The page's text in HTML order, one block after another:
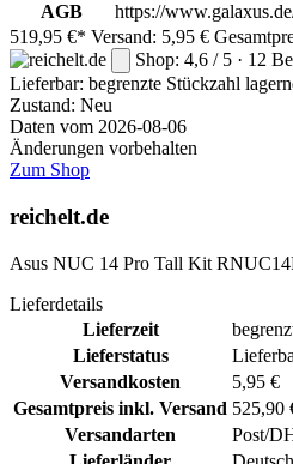
AGB
https://
519,95 €* Versand: 5,95 €
Shop: 4,6 / 5 · 12
Lieferbar: begrenzte Stückzahl
Zustand: Neu
Daten vom 2026-08-06
Änderungen vorbehalten
Zum Shop
reichelt.de
Asus NUC 14 Pro Tall Kit
Lieferdetails
Lieferzeit
Lieferstatus
Versandkosten
5,95 €
Gesamtpreis inkl. Versand 525,90
Versandarten
Post/